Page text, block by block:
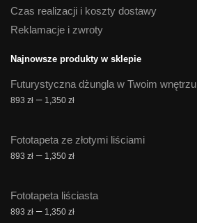
Czas realizacji i koszty dostawy
Reklamacje i zwroty
Najnowsze produkty w sklepie
Futurystyczna dżungla w Twoim wnętrzu
893 zł – 1,350 złZakres
893 zł
do
Fototapeta ze złotymi liściami
893 zł – 1,350 złZakres
893 zł
do
Fototapeta liściasta
893 zł – 1,350 złZakres